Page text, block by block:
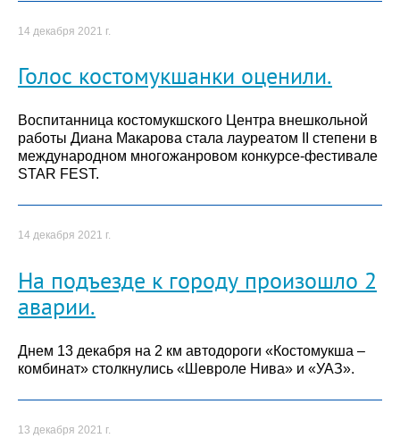
14 декабря 2021 г.
Голос костомукшанки оценили.
Воспитанница костомукшского Центра внешкольной
работы Диана Макарова стала лауреатом II степени в
международном многожанровом конкурсе-фестивале
STAR FEST.
14 декабря 2021 г.
На подъезде к городу произошло 2
аварии.
Днем 13 декабря на 2 км автодороги «Костомукша –
комбинат» столкнулись «Шевроле Нива» и «УАЗ».
13 декабря 2021 г.